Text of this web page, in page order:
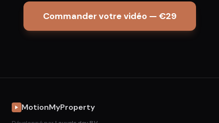
Commander votre vidéo — €29
MotionMyProperty